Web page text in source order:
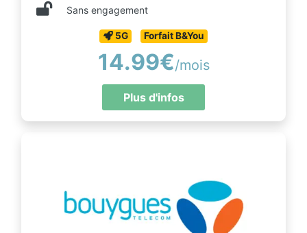
Sans engagement
5G Forfait B&You
14.99€/mois
Plus d'infos